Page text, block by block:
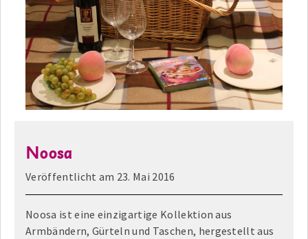
Noosa
Veröffentlicht am 23. Mai 2016
Noosa ist eine einzigartige Kollektion aus
Armbändern, Gürteln und Taschen, hergestellt aus